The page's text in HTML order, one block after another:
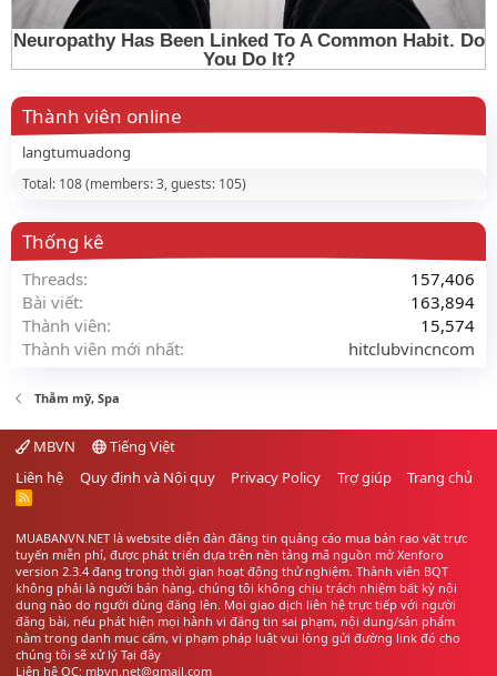
Thành viên online
langtumuadong
Total: 108 (members: 3, guests: 105)
Thống kê
Threads
157,406
Bài viết
163,894
Thành viên
15,574
Thành viên mới nhất
hitclubvincncom
Thẫm mỹ, Spa
MBVN
Tiếng Việt
Liên hệ
Quy định và Nội quy Privacy Policy Trợ giúp Trang chủ
R
MUABANVN.NET là website diễn đàn đăng tin quảng cáo mua bán rao vặt trực
tuyến miễn phí, được phát triển dựa trên nền tảng mã nguồn mở Xenforo
version 2.3.4 đang trong thời gian hoạt động thử nghiệm. Thành viên BQT
không phải là người bán hàng, chúng tôi không chịu trách nhiệm bất kỳ nội
dung nào do người dùng đăng lên. Mọi giao dịch liên hệ trực tiếp với người
đăng bài, nếu phát hiện mọi hành vi đăng tin sai phạm, nội dung/sản phẩm
nằm trong danh mục cấm, vi phạm pháp luật vui lòng gửi đường link đó cho
chúng tôi sẽ xử lý Tại đây
Liên hệ QC: mbvn.net@gmail.com